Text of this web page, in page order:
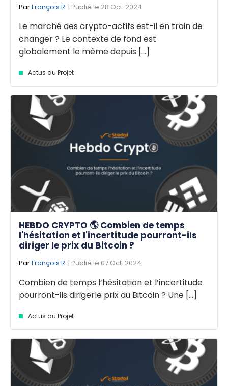
ParFrançois R. | Publié le 28 Oct. 2024
Le marché des crypto-actifs est-il en train de
changer ? Le contexte de fond est
globalement le même depuis [...]
Actus du Projet
HEBDO CRYPTO 🌎 Combien de temps
l'hésitation et l'incertitude pourront-ils
diriger le prix du Bitcoin ?
ParFrançois R. | Publié le 07 Oct. 2024
Combien de temps l’hésitation et l’incertitude
pourront-ils dirigerle prix du Bitcoin ? Une [...]
Actus du Projet